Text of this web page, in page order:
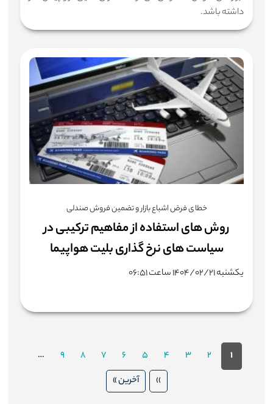
داشته باشد.
خطا ی فرض اشباع بازار و تضمین فروش صندلی
روش های استفاده از مفاهیم ترکیبی در
سیاست های نرخ گذاری بلیت هواپیما
یکشنبه ۱۴۰۴/۰۲/۲۱ ساعت ۰۶:۵۱
Pagination
صفحه
جاری
۱ صفحه
۲ صفحه
۳ صفحه
۴ صفحه
۵ صفحه
۶ صفحه
۷ صفحه
۸ صفحه
۹
…
Next
page
››
Last
page
آخرین »